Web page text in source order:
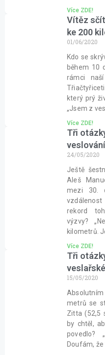
Více ZDE!
Vítěz
ke 200
01/06/2020
Kdo se
během 10
rámci
který prý
„Jsem z
Více ZDE!
Tři
24/05/2020
Ještě
Aleš
mezi 30.
rekord
výzvy?
kilometrů.
Více ZDE!
Tři
15/05/2020
metrů se
Zitta (52,5
by chtěl,
povedlo?
Doufám, že